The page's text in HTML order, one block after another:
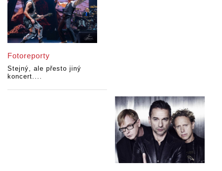
Fotoreporty
Stejný, ale přesto jiný
koncert....